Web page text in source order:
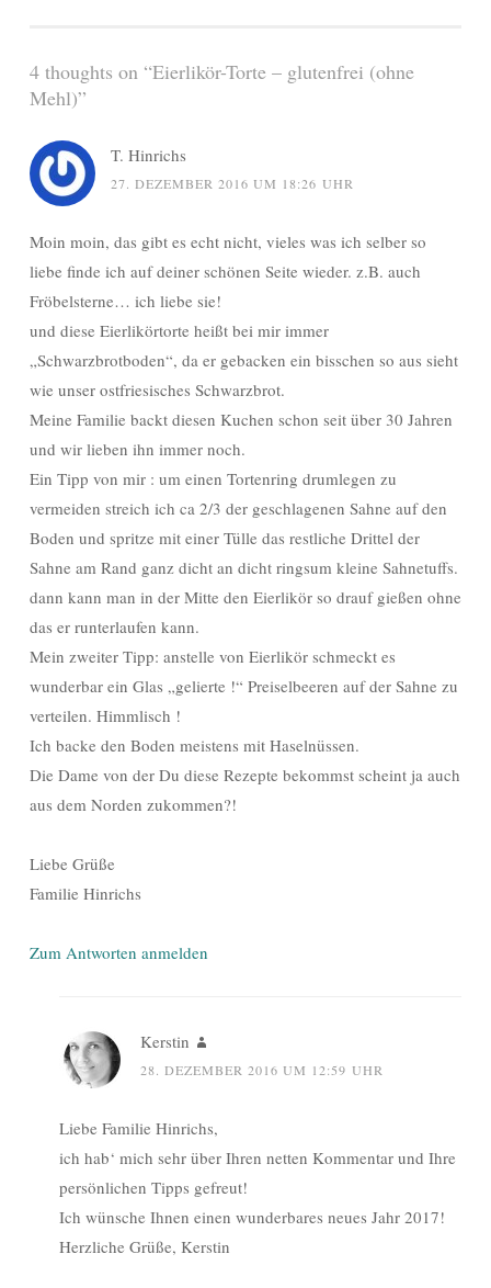
4 thoughts on “Eierlikör-Torte – glutenfrei (ohne
Mehl)”
T. Hinrichs
27. DEZEMBER 2016 UM 18:26 UHR
Moin moin, das gibt es echt nicht, vieles was ich selber so
liebe finde ich auf deiner schönen Seite wieder. z.B. auch
Fröbelsterne… ich liebe sie!
und diese Eierlikörtorte heißt bei mir immer
„Schwarzbrotboden“, da er gebacken ein bisschen so aus sieht
wie unser ostfriesisches Schwarzbrot.
Meine Familie backt diesen Kuchen schon seit über 30 Jahren
und wir lieben ihn immer noch.
Ein Tipp von mir : um einen Tortenring drumlegen zu
vermeiden streich ich ca 2/3 der geschlagenen Sahne auf den
Boden und spritze mit einer Tülle das restliche Drittel der
Sahne am Rand ganz dicht an dicht ringsum kleine Sahnetuffs.
dann kann man in der Mitte den Eierlikör so drauf gießen ohne
das er runterlaufen kann.
Mein zweiter Tipp: anstelle von Eierlikör schmeckt es
wunderbar ein Glas „gelierte !“ Preiselbeeren auf der Sahne zu
verteilen. Himmlisch !
Ich backe den Boden meistens mit Haselnüssen.
Die Dame von der Du diese Rezepte bekommst scheint ja auch
aus dem Norden zukommen?!
Liebe Grüße
Familie Hinrichs
Zum Antworten anmelden
Kerstin
28. DEZEMBER 2016 UM 12:59 UHR
Liebe Familie Hinrichs,
ich hab‘ mich sehr über Ihren netten Kommentar und Ihre
persönlichen Tipps gefreut!
Ich wünsche Ihnen einen wunderbares neues Jahr 2017!
Herzliche Grüße, Kerstin